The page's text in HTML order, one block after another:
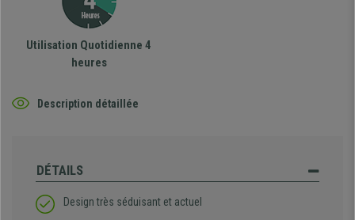
Utilisation Quotidienne 4
heures
Description détaillée
DÉTAILS
Design très séduisant et actuel